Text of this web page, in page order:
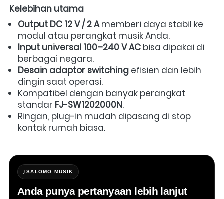
Kelebihan utama
Output DC 12 V / 2 A memberi daya stabil ke
modul atau perangkat musik Anda.
Input universal 100–240 V AC bisa dipakai di
berbagai negara.
Desain adaptor switching efisien dan lebih
dingin saat operasi.
Kompatibel dengan banyak perangkat
standar FJ-SW1202000N.
Ringan, plug-in mudah dipasang di stop
kontak rumah biasa.
♪SALOMO MUSIK
Anda punya pertanyaan lebih lanjut